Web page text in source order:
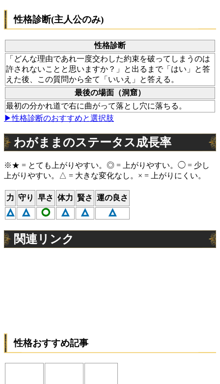
性格診断(主人公のみ)
性格診断
「どんな理由であれ一度交わした約束を破ってしまうのは
許されないことと思いますか？」と出るまで「はい」と答
えた後、この質問から全て「いいえ」と答える。
最後の場面（洞窟）
最初の分かれ道で右に曲がって落とし穴に落ちる。
▶性格診断のおすすめと選択肢
わがままのステータス成長率
※★ = とても上がりやすい。◎ = 上がりやすい。◯ = 少し
上がりやすい。△ = 大きな変化なし。× = 上がりにくい。
力 守り 早さ 体力 賢さ 運の良さ
△
△ ◯ △ △ △
関連リンク
性格おすすめ記事